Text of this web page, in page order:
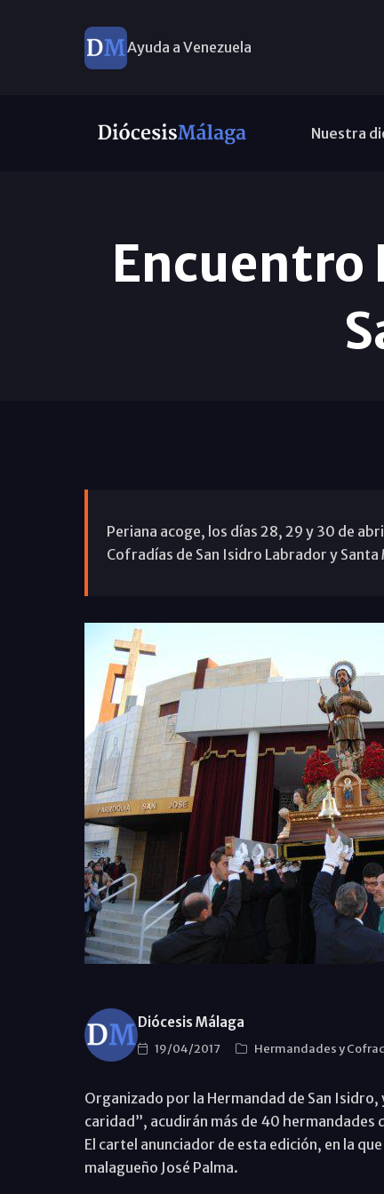
Ayuda a Venezuela
Nuestra
Encuentro
Periana acoge, los días 28, 29 y 30 de
Cofradías de San Isidro Labrador y Santa
Diócesis Málaga
19/04/2017 Hermandades y
Organizado por la Hermandad de San
caridad”, acudirán más de 40 hermandades
El cartel anunciador de esta edición, en la
malagueño José Palma.